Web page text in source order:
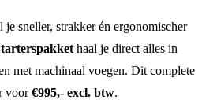
sneller, strakker én ergonomischer
haal je direct alles in
met machinaal voegen. Dit complete
voor€995,- excl. btw.